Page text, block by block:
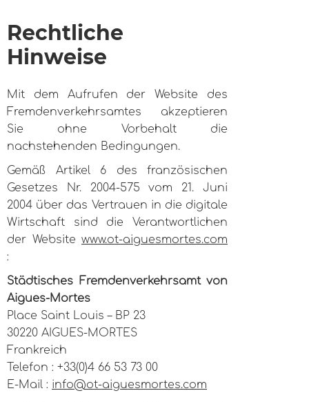
Rechtliche
Hinweise
Mit dem Aufrufen der Website des
Fremdenverkehrsamtes akzeptieren
Sie ohne Vorbehalt die
nachstehenden Bedingungen.
Gemäß Artikel 6 des französischen
Gesetzes Nr. 2004-575 vom 21. Juni
2004 über das Vertrauen in die digitale
Wirtschaft sind die Verantwortlichen
der Website www.ot-aiguesmortes.com
:
Städtisches Fremdenverkehrsamt von
Aigues-Mortes
Place Saint Louis – BP 23
30220 AIGUES-MORTES
Frankreich
Telefon : +33(0)4 66 53 73 00
E-Mail : info@ot-aiguesmortes.com